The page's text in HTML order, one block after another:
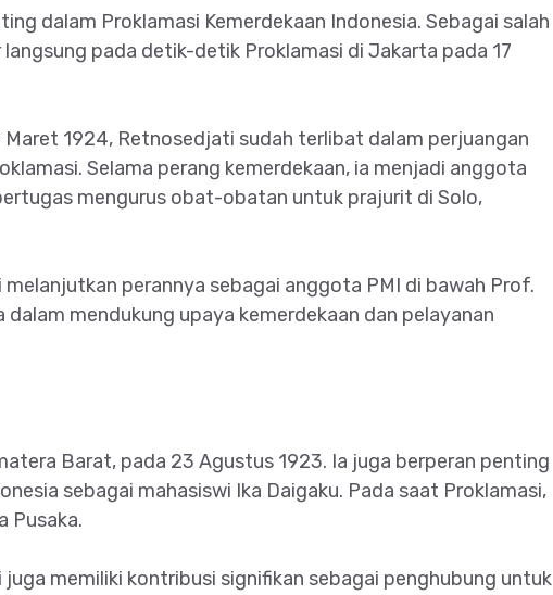
dalam Proklamasi Kemerdekaan Indonesia. Sebagai salah
pada detik-detik Proklamasi di Jakarta pada 17
Maret 1924, Retnosedjati sudah terlibat dalam perjuangan
Selama perang kemerdekaan, ia menjadi anggota
mengurus obat-obatan untuk prajurit di Solo,
perannya sebagai anggota PMI di bawah Prof.
mendukung upaya kemerdekaan dan pelayanan
Barat, pada 23 Agustus 1923. Ia juga berperan penting
sebagai mahasiswi Ika Daigaku. Pada saat Proklamasi,
Pusaka.
juga memiliki kontribusi signifikan sebagai penghubung untuk